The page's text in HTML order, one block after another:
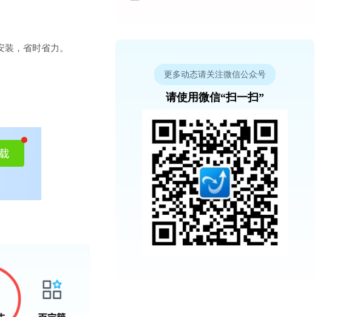
，省时省力。
更多动态请关注微信公众号
请使用微信“扫一扫”